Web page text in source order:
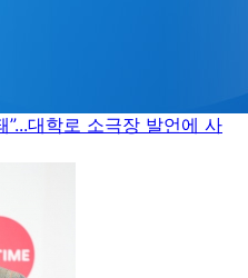
”...대학로 소극장 발언에 사